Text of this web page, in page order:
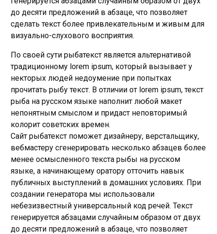
до десяти предложений в абзаце, что позволяет
сделать текст более привлекательным и живым для
визуально-слухового восприятия.
По своей сути рыбатекст является альтернативой
традиционному lorem ipsum, который вызывает у
некторых людей недоумение при попытках
прочитать рыбу текст. В отличии от lorem ipsum, текст
рыба на русском языке наполнит любой макет
непонятным смыслом и придаст неповторимый
колорит советских времен.
Сайт рыбатекст поможет дизайнеру, верстальщику,
вебмастеру сгенерировать несколько абзацев более
менее осмысленного текста рыбы на русском
языке, а начинающему оратору отточить навык
публичных выступлений в домашних условиях. При
создании генератора мы использовали
небезизвестный универсальный код речей. Текст
генерируется абзацами случайным образом от двух
до десяти предложений в абзаце, что позволяет